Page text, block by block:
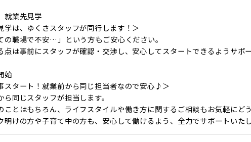
業先見学
学は、ゆくさスタッフが同行します！＞
の職場で不安…」という方もご安心ください。
点は事前にスタッフが確認・交渉し、安心してスタートできるようサポー
始
スタート！就業前から同じ担当者なので安心♪＞
ら同じスタッフが担当します。
ことはもちろん、ライフスタイルや働き方に関するご相談もお気軽にどう
明けの方や子育て中の方も、安心して働けるよう、全力でサポートいた